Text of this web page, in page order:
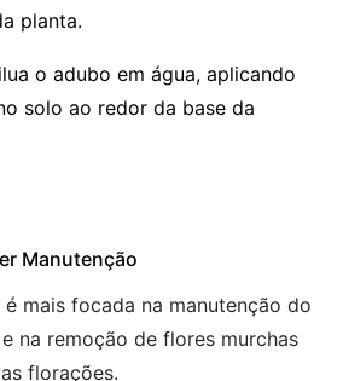
planta.
o adubo em água, aplicando
solo ao redor da base da
Manutenção
mais focada na manutenção do
na remoção de flores murchas
florações.